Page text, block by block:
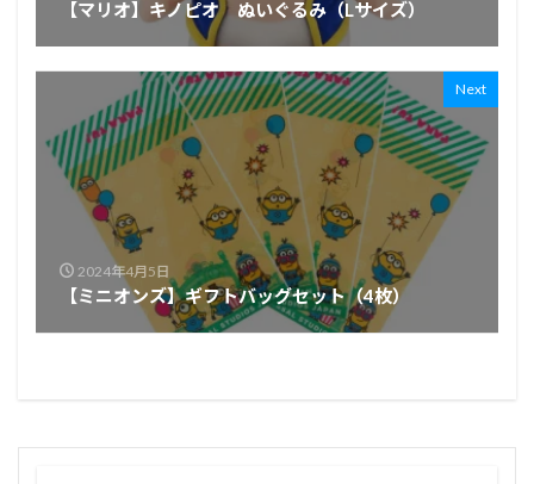
【マリオ】キノピオ ぬいぐるみ（Lサイズ）
Next
2024年4月5日
【ミニオンズ】ギフトバッグセット（4枚）